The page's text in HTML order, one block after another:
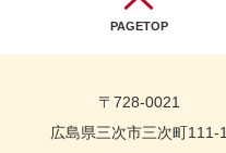
PAGETOP
〒728-0021
広島県三次市三次町111-1